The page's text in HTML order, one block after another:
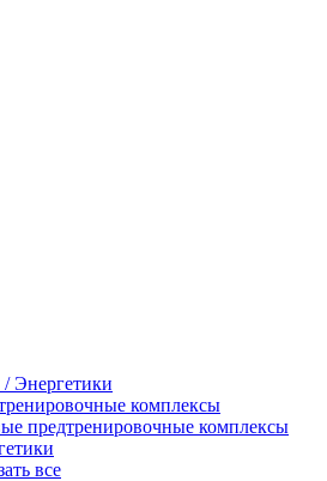
Энергетики
комплексы
предтренировочные комплексы
все